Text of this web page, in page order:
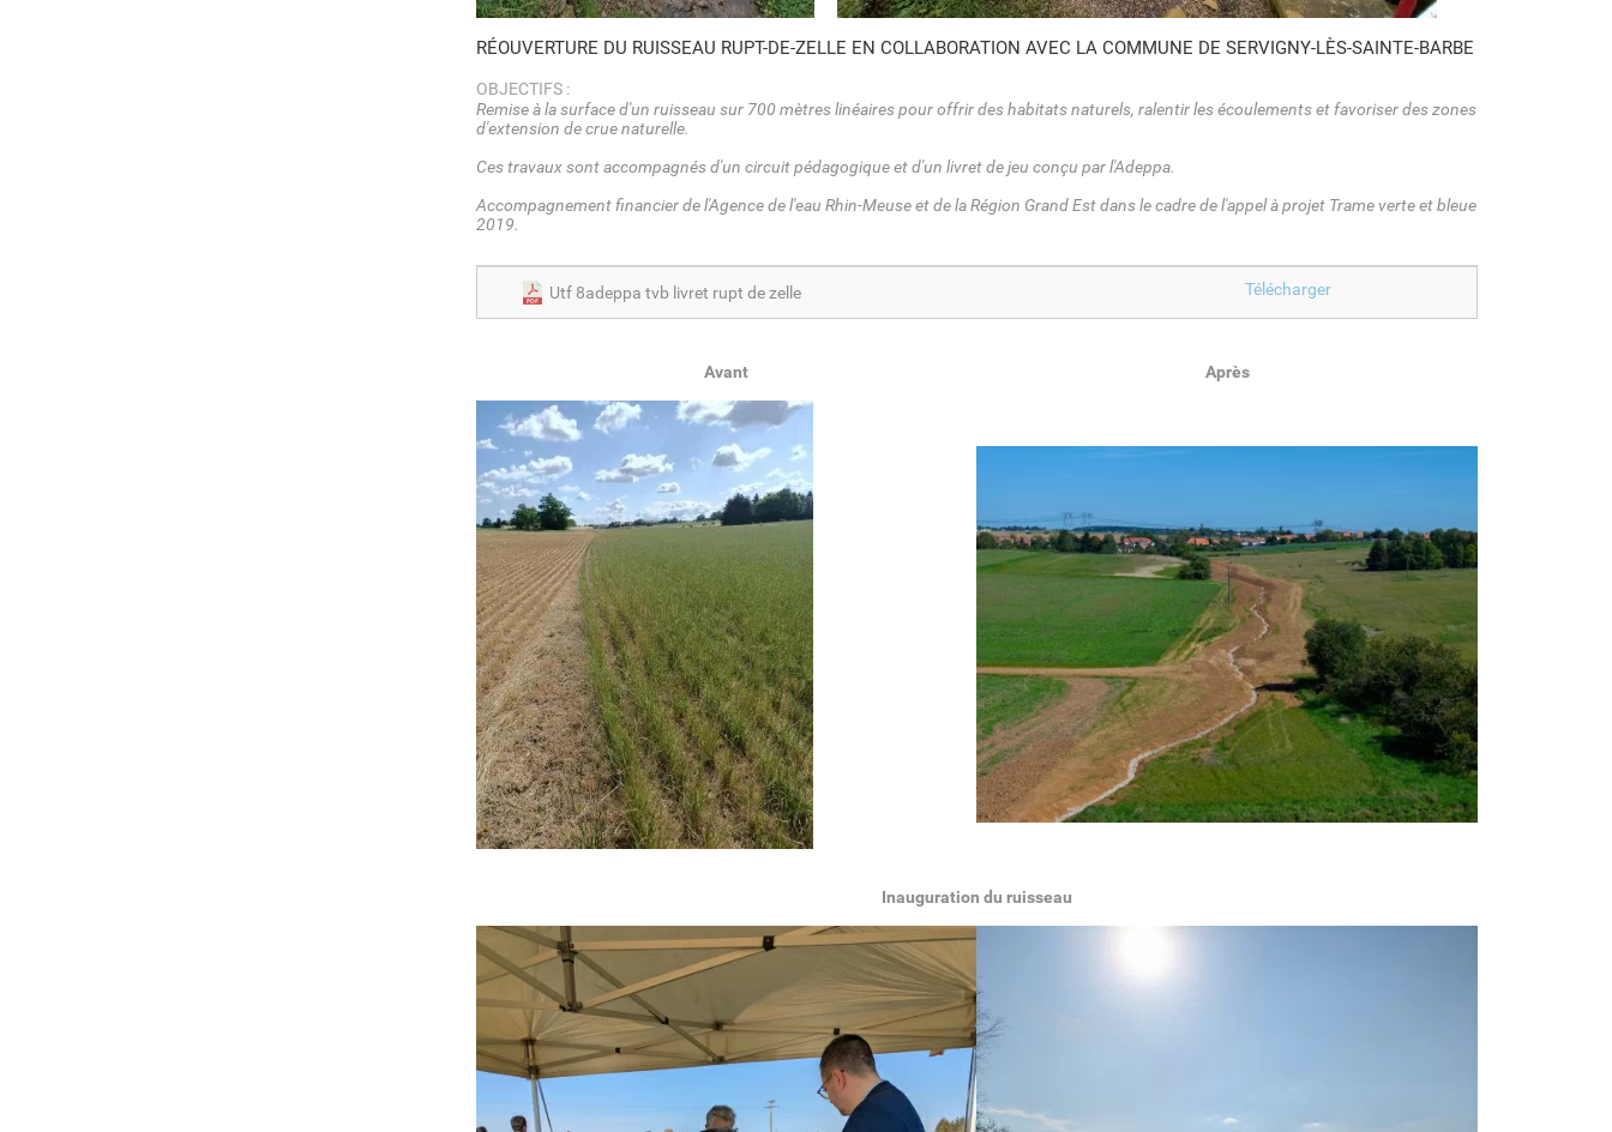
RÉOUVERTURE DU RUISSEAU RUPT-DE-ZELLE EN COLLABORATION AVEC LA COMMUNE DE SERVIGNY-LÈS-SAINTE-BARBE
OBJECTIFS :
Remise à la surface d'un ruisseau sur 700 mètres linéaires pour offrir des habitats naturels, ralentir les écoulements et favoriser des zones
d'extension de crue naturelle.
Ces travaux sont accompagnés d'un circuit pédagogique et d'un livret de jeu conçu par l'Adeppa.
Accompagnement financier de l'Agence de l'eau Rhin-Meuse et de la Région Grand Est dans le cadre de l'appel à projet Trame verte et bleue
2019.
Utf 8adeppa tvb livret rupt de zelle TéléchargerUtf
Avant Après
Inauguration du ruisseau